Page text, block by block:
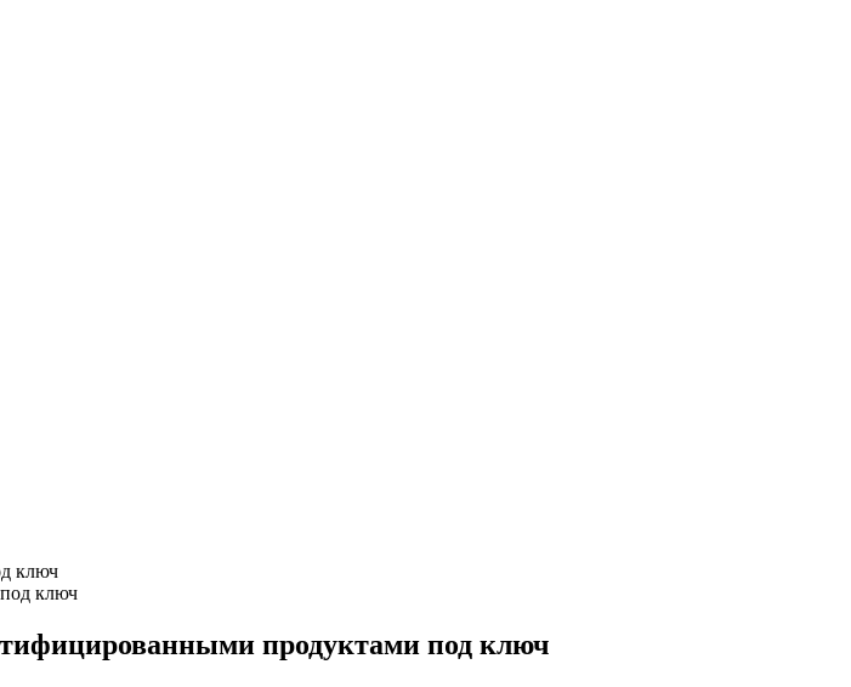
ключ
продуктами под ключ